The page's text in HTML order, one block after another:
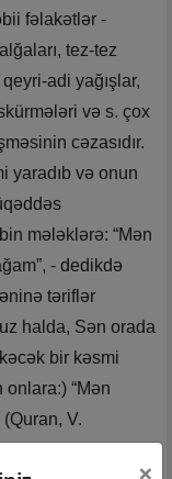
fəlakətlər -
tez-tez
adi yağışlar,
və s. çox
cəzasıdır.
yaradıb və onun
mələklərə: “Mən
- dedikdə
təriflər
halda, Sən orada
bir kəsmi
“Mən
V.